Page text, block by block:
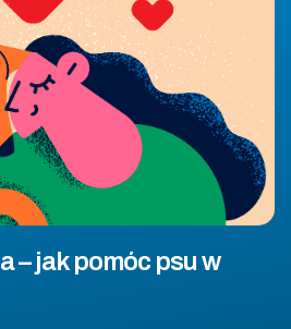
– jak pomóc psu w